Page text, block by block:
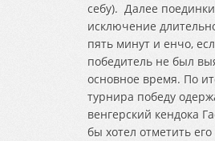
себу). Далее
исключение
пять минут и енчо,
победитель не был
основное время. По
турнира победу
венгерский кендока
бы хотел отметить его